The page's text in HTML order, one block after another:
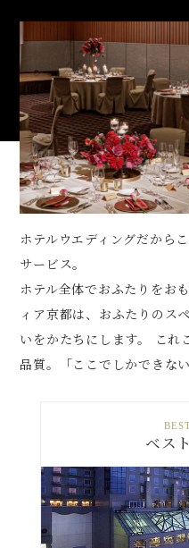
ホテルウエディングだから
サービス。
ホテル全体でおふたりをお
ィア京都は、おふたりのス
いをかたちにします。
これ
品質。「ここでしかできな
ベス